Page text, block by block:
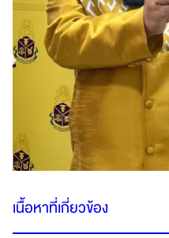
เนื้อหาที่เกี่ยวข้อง